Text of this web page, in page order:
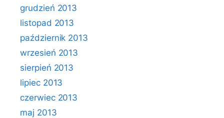
grudzień 2013
listopad 2013
październik 2013
wrzesień 2013
sierpień 2013
lipiec 2013
czerwiec 2013
maj 2013